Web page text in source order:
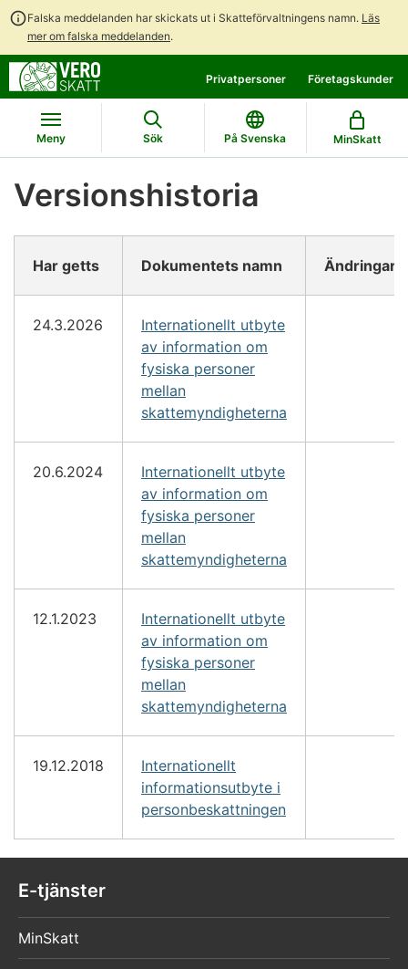
Falska meddelanden har skickats ut i Skatteförvaltningens namn. Läs
mer om falska meddelanden.
direkt
till
innehållet
till
hela
webbplatsens
sökning
Privatpersoner Företagskunder
Meny Sök På Svenska MinSkatt
Versionshistoria
Har getts Dokumentets namn Ändringar
24.3.2026
Internationellt utbyte
av information om
fysiska personer
mellan
skattemyndigheterna
20.6.2024
Internationellt utbyte
av information om
fysiska personer
mellan
skattemyndigheterna
12.1.2023
Internationellt utbyte
av information om
fysiska personer
mellan
skattemyndigheterna
19.12.2018
Internationellt
informationsutbyte i
personbeskattningen
E-tjänster
MinSkatt